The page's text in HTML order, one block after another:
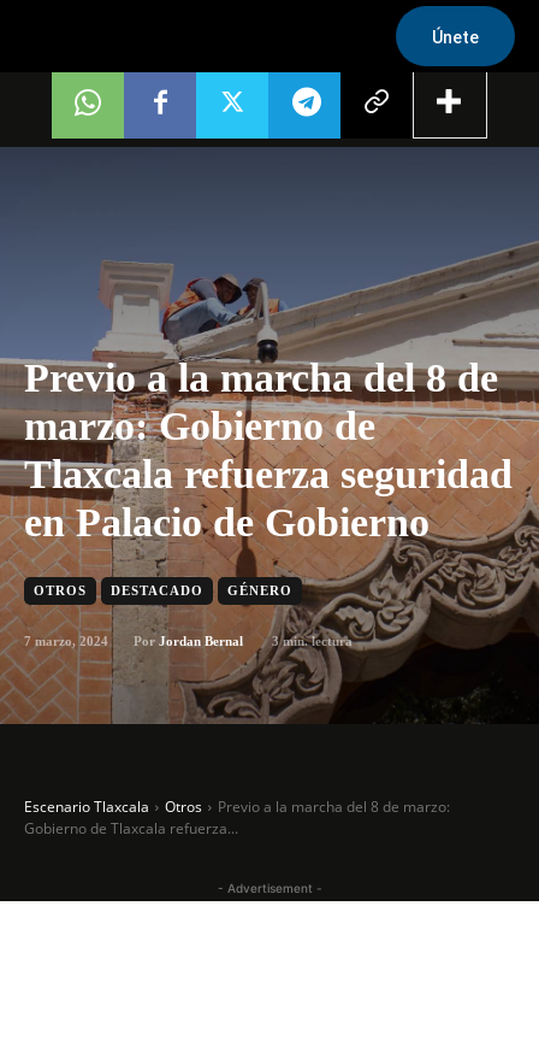
Únete
Previo a la marcha del 8 de
marzo: Gobierno de
Tlaxcala refuerza seguridad
en Palacio de Gobierno
OTROS DESTACADO GÉNERO
7 marzo, 2024 Por Jordan Bernal 3min. lectura
Escenario Tlaxcala Otros
Previo a la marcha del 8 de marzo:
Gobierno de Tlaxcala refuerza...
- Advertisement -